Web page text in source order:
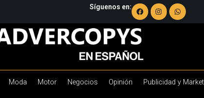
Síguenos en:
Moda Motor Negocios Opinión Publicidad y